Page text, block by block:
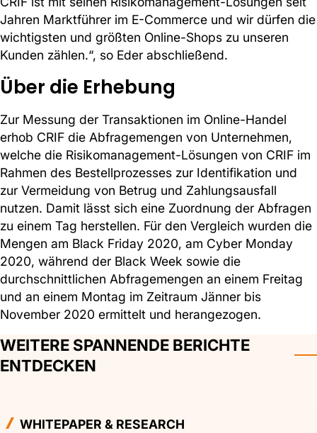
Jahren Marktführer im E-Commerce und wir dürfen die
wichtigsten und größten Online-Shops zu unseren
Kunden zählen.“, so Eder abschließend.
Über die Erhebung
Zur Messung der Transaktionen im Online-Handel
erhob CRIF die Abfragemengen von Unternehmen,
welche die Risikomanagement-Lösungen von CRIF im
Rahmen des Bestellprozesses zur Identifikation und
zur Vermeidung von Betrug und Zahlungsausfall
nutzen. Damit lässt sich eine Zuordnung der Abfragen
zu einem Tag herstellen. Für den Vergleich wurden die
Mengen am Black Friday 2020, am Cyber Monday
2020, während der Black Week sowie die
durchschnittlichen Abfragemengen an einem Freitag
und an einem Montag im Zeitraum Jänner bis
November 2020 ermittelt und herangezogen.
WEITERE SPANNENDE BERICHTE
ENTDECKEN
WHITEPAPER & RESEARCH